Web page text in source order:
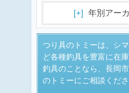
[+] 年別アー
つり具のトミーは、シ
ど各種釣具を豊富に在庫
釣具のことなら、長岡
のトミーにご相談くださ